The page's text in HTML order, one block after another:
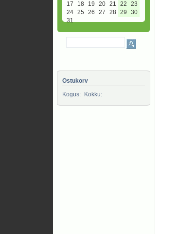
17
18 19 20 21 22
23
24 25 26 27 28 29
30
31
Ostukorv
Kogus:
Kokku: